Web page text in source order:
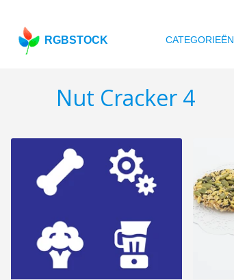
RGBSTOCK CATEGORIEËN
Nut Cracker 4